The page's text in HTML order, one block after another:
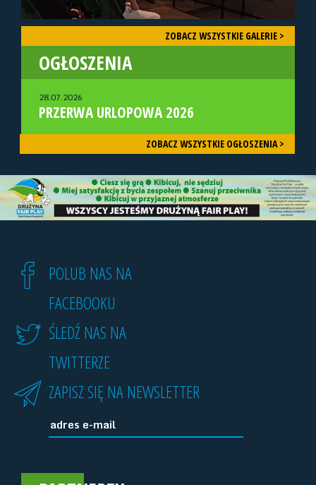
ZOBACZ WSZYSTKIE GALERIE >
OGŁOSZENIA
28.07.2026
PRZERWA URLOPOWA 2026
ZOBACZ WSZYSTKIE OGŁOSZENIA >
POLUB NAS NA
FACEBOOKU
ŚLEDŹ NAS NA
TWITTERZE
ZAPISZ SIĘ NA NEWSLETTER